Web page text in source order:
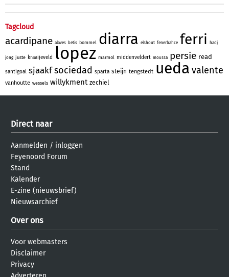
Tagcloud
acardipane alaves betis bommel diarra elshout fenerbahce ferri hadj
jong juste kraaijeveld lopez marmol middenveldert moussa persie read
santigoal sjaakfsociedad sparta steijn tengstedt ueda valente
vanhoutte wessels willykment zechiel
Direct naar
Aanmelden / inloggen
Feyenoord Forum
Stand
Kalender
E-zine (nieuwsbrief)
Nieuwsarchief
Over ons
Voor webmasters
Disclaimer
Privacy